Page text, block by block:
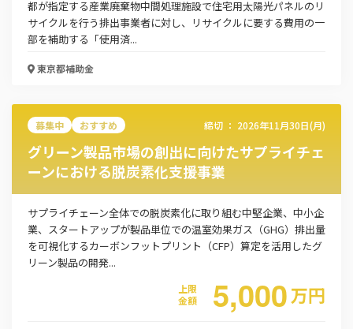
都が指定する産業廃棄物中間処理施設で住宅用太陽光パネルのリ
サイクルを行う排出事業者に対し、リサイクルに要する費用の一
部を補助する「使用済...
東京都補助金
募集中 おすすめ 締切 ： 2026年11月30日(月)
グリーン製品市場の創出に向けたサプライチェ
ーンにおける脱炭素化支援事業
サプライチェーン全体での脱炭素化に取り組む中堅企業、中小企
業、スタートアップが製品単位での温室効果ガス（GHG）排出量
を可視化するカーボンフットプリント（CFP）算定を活用したグ
リーン製品の開発...
上限
金額
5,000万円